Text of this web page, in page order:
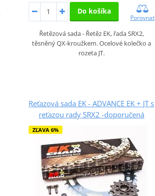
Do košíka
Porovnať
Řetězová sada - Řetěz EK, řada SRX2,
těsněný QX-kroužkem. Ocelové kolečko a
rozeta JT.
Reťazová sada EK - ADVANCE EK + JT s
reťazou rady SRX2 -doporučená
ZĽAVA 6%